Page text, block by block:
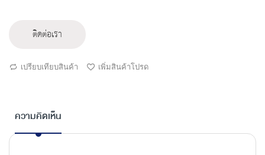
ติดต่อเรา
เปรียบเทียบสินค้า เพิ่มสินค้าโปรด
ความคิดเห็น